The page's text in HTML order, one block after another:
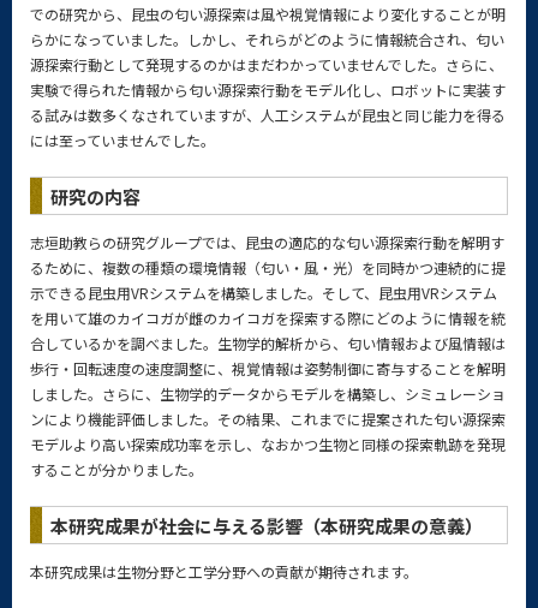
での研究から、昆虫の匂い源探索は風や視覚情報により変化することが明
らかになっていました。しかし、それらがどのように情報統合され、匂い
源探索行動として発現するのかはまだわかっていませんでした。さらに、
実験で得られた情報から匂い源探索行動をモデル化し、ロボットに実装す
る試みは数多くなされていますが、人工システムが昆虫と同じ能力を得る
には至っていませんでした。
研究の内容
志垣助教らの研究グループでは、昆虫の適応的な匂い源探索行動を解明す
るために、複数の種類の環境情報（匂い・風・光）を同時かつ連続的に提
示できる昆虫用VRシステムを構築しました。そして、昆虫用VRシステム
を用いて雄のカイコガが雌のカイコガを探索する際にどのように情報を統
合しているかを調べました。生物学的解析から、匂い情報および風情報は
歩行・回転速度の速度調整に、視覚情報は姿勢制御に寄与することを解明
しました。さらに、生物学的データからモデルを構築し、シミュレーショ
ンにより機能評価しました。その結果、これまでに提案された匂い源探索
モデルより高い探索成功率を示し、なおかつ生物と同様の探索軌跡を発現
することが分かりました。
本研究成果が社会に与える影響（本研究成果の意義）
本研究成果は生物分野と工学分野への貢献が期待されます。